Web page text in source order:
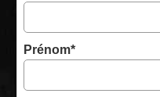
Prénom*